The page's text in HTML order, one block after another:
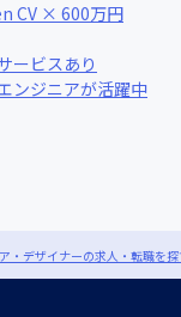
CV × 600万円
ービスあり
ンジニアが活躍中
・デザイナーの求人・転職を